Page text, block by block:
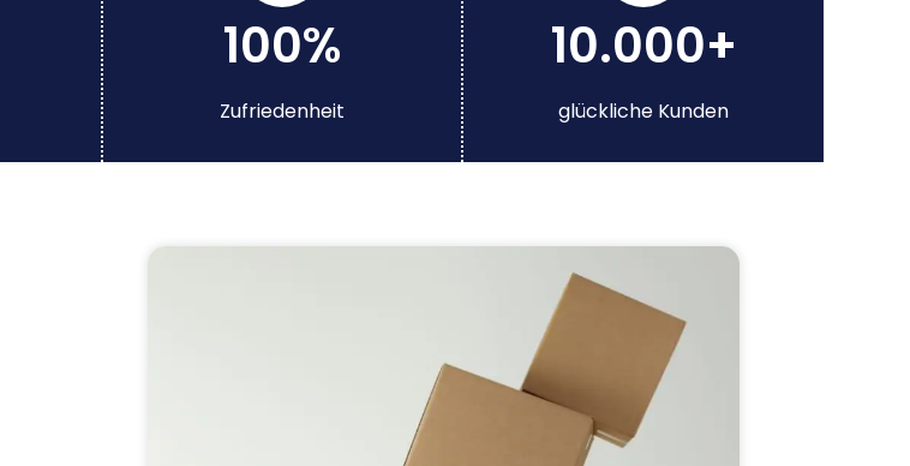
100%
Zufriedenheit
10.000+
glückliche Kunden